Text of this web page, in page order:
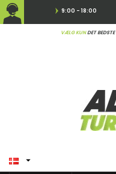
9:00 - 18:00
VÆLG KUNDET BEDSTE
